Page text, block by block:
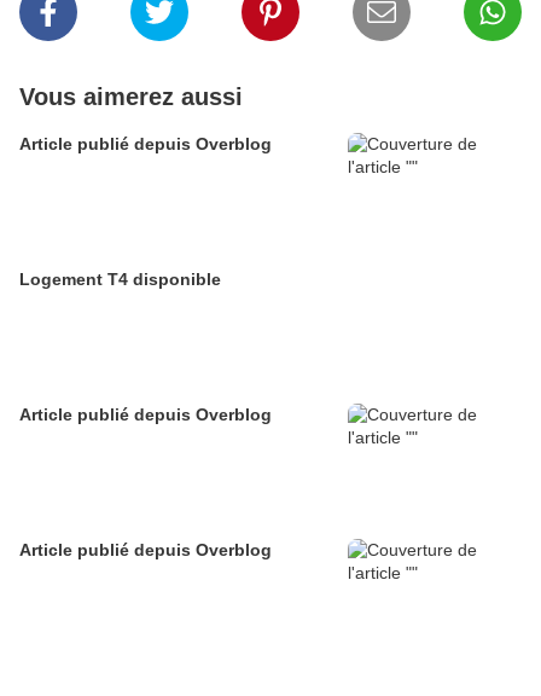
Vous aimerez aussi
Article publié depuis Overblog
Logement T4 disponible
Article publié depuis Overblog
Article publié depuis Overblog